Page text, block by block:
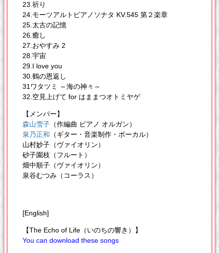
23.祈り
24.モーツアルトピアノソナタ KV.545 第２楽章
25.太古の記憶
26.癒し
27.おやすみ 2
28.宇宙
29.I love you
30.鶴の恩返し
31ワタツミ ～海の神々～
32.空見上げて for はままつオトミヤゲ
【メンバー】
森山雪子（作編曲 ピアノ オルガン）
泉乃正和 （ギター・音楽制作・ボーカル）
山村妙子（ヴァイオリン）
砂子園枝（フルート）
畑中順子（ヴァイオリン）
泉谷むつみ（コーラス）
[English]
【The Echo of Life（いのちの響き）】
You can download these songs